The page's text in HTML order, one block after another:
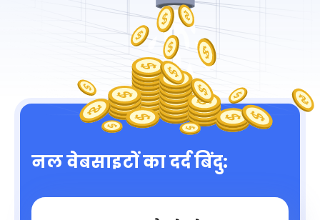
नल वेबसाइटों का दर्द बिंदु: